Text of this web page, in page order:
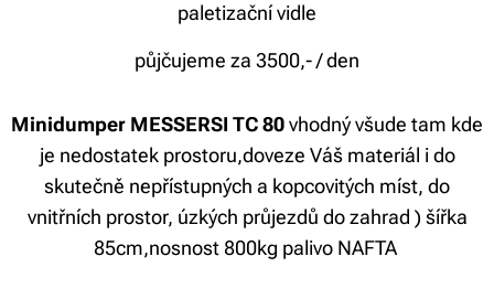
paletizační vidle
půjčujeme za 3500,- / den
Minidumper MESSERSI TC 80 vhodný všude tam kde
je nedostatek prostoru,doveze Váš materiál i do
skutečně nepřístupných a kopcovitých míst, do
vnitřních prostor, úzkých průjezdů do zahrad ) šířka
85cm,nosnost 800kg palivo NAFTA